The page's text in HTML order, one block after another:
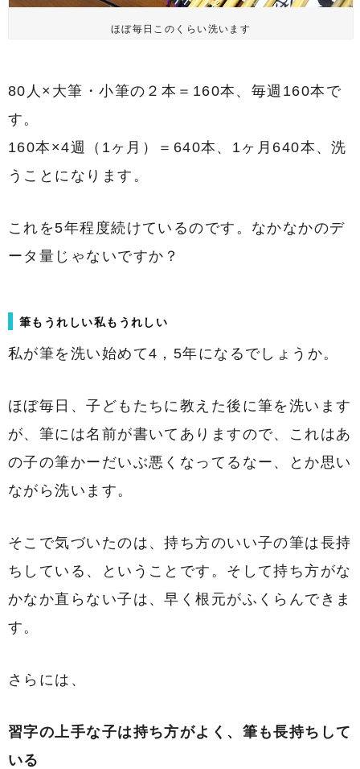
ほぼ毎日このくらい洗います
80人×大筆・小筆の２本＝160本、毎週160本で
す。
160本×4週（1ヶ月）＝640本、1ヶ月640本、洗
うことになります。
これを5年程度続けているのです。なかなかのデ
ータ量じゃないですか？
筆もうれしい私もうれしい
私が筆を洗い始めて4，5年になるでしょうか。
ほぼ毎日、子どもたちに教えた後に筆を洗います
が、筆には名前が書いてありますので、これはあ
の子の筆かーだいぶ悪くなってるなー、とか思い
ながら洗います。
そこで気づいたのは、持ち方のいい子の筆は長持
ちしている、ということです。そして持ち方がな
かなか直らない子は、早く根元がふくらんできま
す。
さらには、
習字の上手な子は持ち方がよく、筆も長持ちして
いる